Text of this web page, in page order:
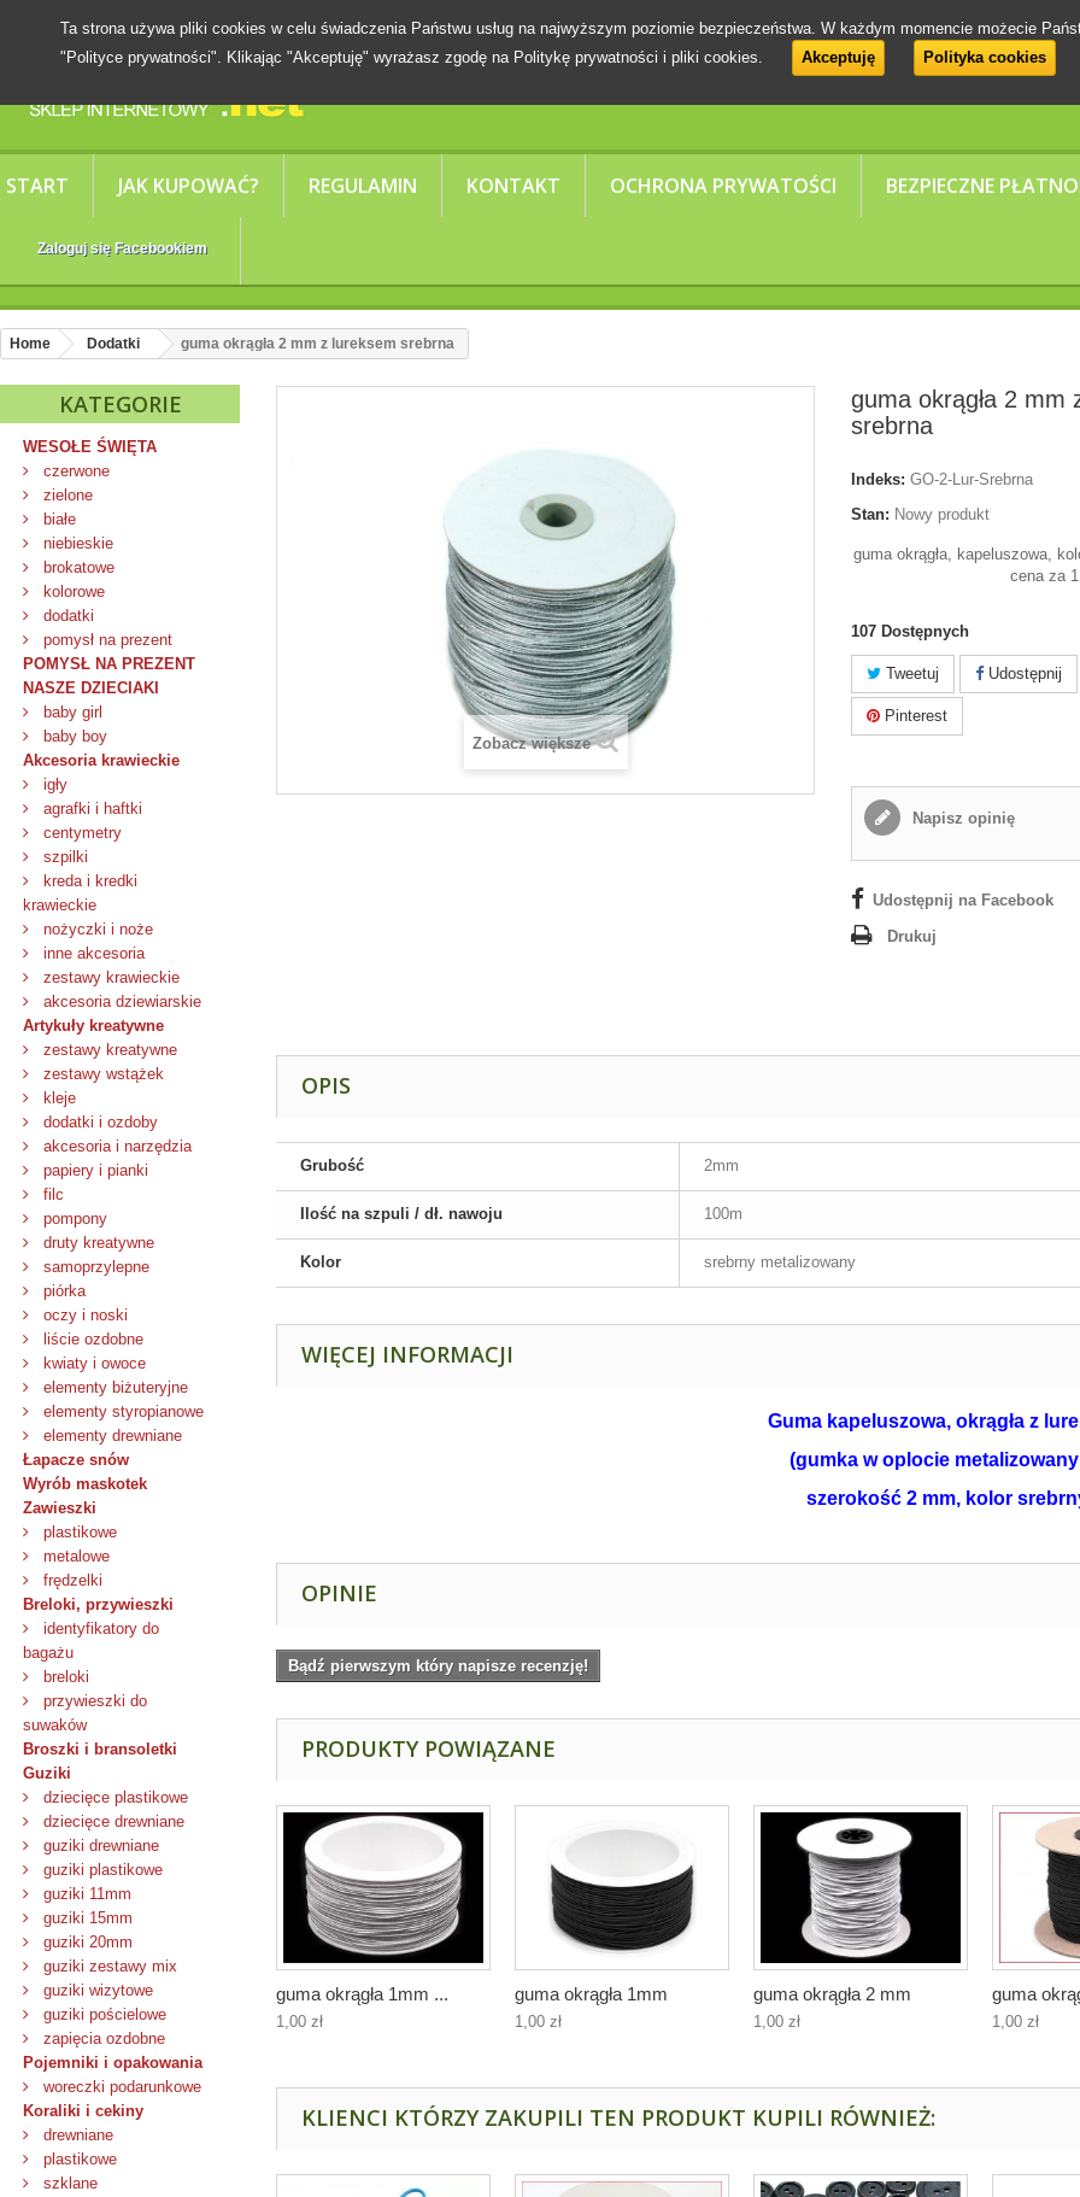
START JAK KUPOWAĆ? REGULAMIN KONTAKT OCHRONA PRYWATOŚCI BEZPIECZNE
Zaloguj się Facebookiem
Ta strona używa pliki cookies w celu świadczenia Państwu usług na najwyższym poziomie bezpieczeństwa. W każdym momencie możecie
"Polityce prywatności". Klikając "Akceptuję" wyrażasz zgodę na Politykę prywatności i pliki cookies.
Akceptuję Polityka cookies
Home Dodatki guma okrągła 2 mm z lureksem srebrna
KATEGORIE
WESOŁE ŚWIĘTA
czerwone
zielone
białe
niebieskie
brokatowe
kolorowe
dodatki
pomysł na prezent
POMYSŁ NA PREZENT
NASZE DZIECIAKI
baby girl
baby boy
Akcesoria krawieckie
igły
agrafki i haftki
centymetry
szpilki
kreda i kredki
krawieckie
nożyczki i noże
inne akcesoria
zestawy krawieckie
akcesoria dziewiarskie
Artykuły kreatywne
zestawy kreatywne
zestawy wstążek
kleje
dodatki i ozdoby
akcesoria i narzędzia
papiery i pianki
filc
pompony
druty kreatywne
samoprzylepne
piórka
oczy i noski
liście ozdobne
kwiaty i owoce
elementy biżuteryjne
elementy styropianowe
elementy drewniane
Łapacze snów
Wyrób maskotek
Zawieszki
plastikowe
metalowe
frędzelki
Breloki, przywieszki
identyfikatory do
bagażu
breloki
przywieszki do
suwaków
Broszki i bransoletki
Guziki
dziecięce plastikowe
dziecięce drewniane
guziki drewniane
guziki plastikowe
guziki 11mm
guziki 15mm
guziki 20mm
guziki zestawy mix
guziki wizytowe
guziki pościelowe
zapięcia ozdobne
Pojemniki i opakowania
woreczki podarunkowe
Koraliki i cekiny
drewniane
plastikowe
szklane
Zobacz większe
guma okrągła 2 mm
srebrna
Indeks: GO-2-Lur-Srebrna
Stan: Nowy produkt
guma okrągła, kapeluszowa,
cena za
107 Dostępnych
Tweetuj Udostępnij
Pinterest
Napisz opinię
Udostępnij na Facebook
Drukuj
OPIS
Grubość 2mm
Ilość na szpuli / dł. nawoju 100m
Kolor srebrny metalizowany
WIĘCEJ INFORMACJI
Guma kapeluszowa, okrągła z
(gumka w oplocie
szerokość 2 mm, kolor
OPINIE
Bądź pierwszym który napisze recenzję!
PRODUKTY POWIĄZANE
guma okrągła 1mm ...
1,00 zł
guma okrągła 1mm
1,00 zł
guma okrągła 2 mm
1,00 zł
guma
1,00 zł
KLIENCI KTÓRZY ZAKUPILI TEN PRODUKT KUPILI RÓWNIEŻ: